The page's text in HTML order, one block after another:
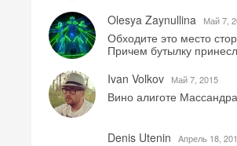
Olesya Zaynullina
Май 7,
Обходите это место
Причем бутылку
Ivan Volkov
Май 7, 2015
Вино алиготе
Denis Utenin Aпрель 18,